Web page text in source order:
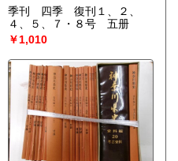
季刊 四季 復刊１、２、
４、５、７・８号 五册
￥1,010